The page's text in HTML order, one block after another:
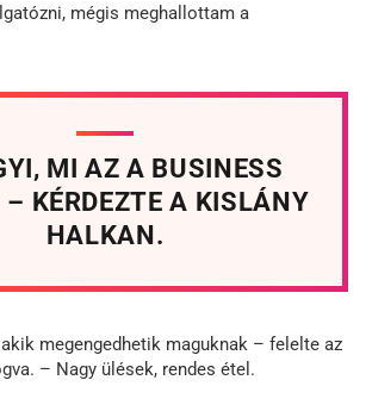
mégis meghallottam a
MI AZ A BUSINESS
– KÉRDEZTE A KISLÁNY
HALKAN.
megengedhetik maguknak – felelte az
– Nagy ülések, rendes étel.